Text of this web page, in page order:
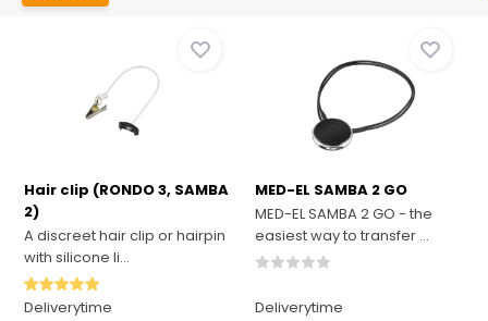
Hair clip (RONDO 3, SAMBA
2)
A discreet hair clip or hairpin
with silicone li...
Deliverytime
MED-EL SAMBA 2 GO
MED-EL SAMBA 2 GO - the
easiest way to transfer ...
Deliverytime